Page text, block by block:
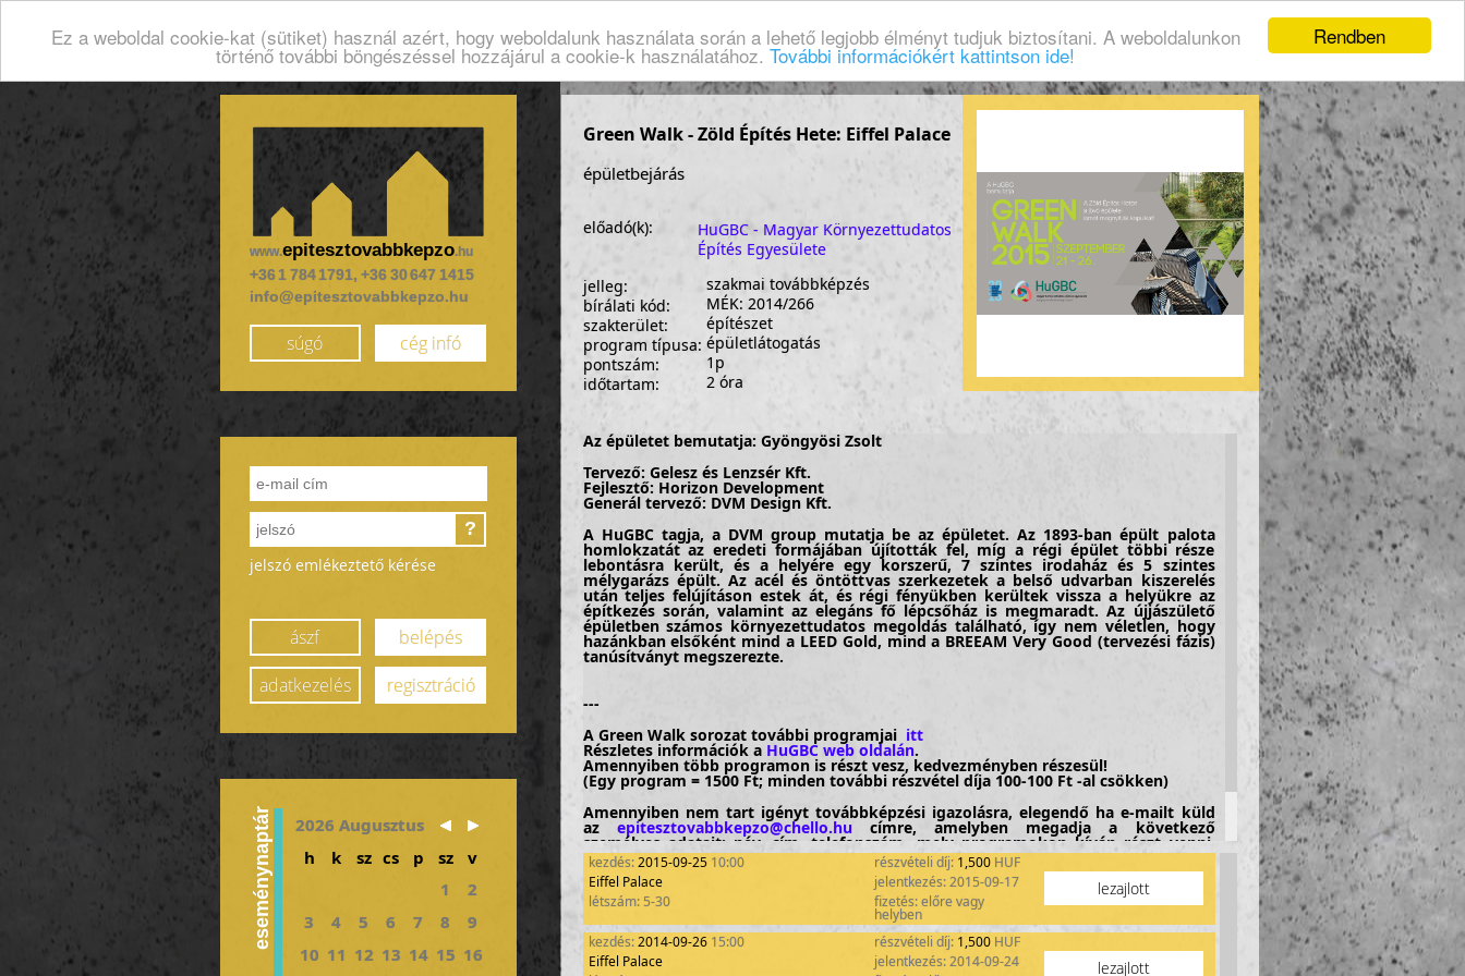
Rendben
Ez a weboldal cookie-kat (sütiket) használ azért, hogy weboldalunk használata során a lehető legjobb élményt tudjuk biztosítani. A weboldalunkon
történő további böngészéssel hozzájárul a cookie-k használatához. További információkért kattintson ide!
www.epitesztovabbkepzo.hu
+36 1 784 1791, +36 30 647 1415
info@epitesztovabbkepzo.hu
súgó cég infó
?
jelszó emlékeztető kérése
ászf
belépés
adatkezelés
regisztráció
eseménynaptár
2026 Augusztus
h
k sz cs p sz
v
1
2
3
4 5 6 7 8
9
10 11 12 13 14 15 16
Green Walk - Zöld Építés Hete: Eiffel Palace
épületbejárás
előadó(k):
HuGBC - Magyar Környezettudatos
Építés Egyesülete
jelleg:
szakmai továbbképzés
bírálati kód:
MÉK: 2014/266
szakterület:
építészet
program típusa: épületlátogatás
pontszám:
1p
időtartam:
2 óra
Az épületet bemutatja: Gyöngyösi Zsolt
Tervező: Gelesz és Lenzsér Kft.
Fejlesztő: Horizon Development
Generál tervező: DVM Design Kft.
A HuGBC tagja, a DVM group mutatja be az épületet. Az 1893-ban épült palota
homlokzatát az eredeti formájában újították fel, míg a régi épület többi része
lebontásra került, és a helyére egy korszerű, 7 szintes irodaház és 5 szintes
mélygarázs épült. Az acél és öntöttvas szerkezetek a belső udvarban kiszerelés
után teljes felújításon estek át, és régi fényükben kerültek vissza a helyükre az
építkezés során, valamint az elegáns fő lépcsőház is megmaradt. Az újjászülető
épületben számos környezettudatos megoldás található, így nem véletlen, hogy
hazánkban elsőként mind a LEED Gold, mind a BREEAM Very Good (tervezési fázis)
tanúsítványt megszerezte.
---
A Green Walksorozat további programjai itt
Részletes információk a HuGBC web oldalán.
Amennyiben több programon is részt vesz, kedvezményben részesül!
(Egy program = 1500 Ft; minden további részvétel díja 100-100 Ft -al csökken)
Amennyiben nem tart igényt továbbképzési igazolásra, elegendő ha e-mailt küld
az epitesztovabbkepzo@chello.hucímre, amelyben megadja a következő
személyes adatait: név, cím, telefonszám, mely programokon kíván részt venni.
Ebben az esetben a részvétel ingyenes!
Ennél a programnál helyszíni díjfizetés nem lehetséges!
kezdés:2015-09-25 10:00 részvételi díj:1,500 HUF
lezajlott
Eiffel Palace
jelentkezés: 2015-09-17
létszám: 5-30
fizetés: előre vagy
helyben
kezdés:2014-09-26 15:00 részvételi díj:1,500 HUF
lezajlott
Eiffel Palace
jelentkezés: 2014-09-24